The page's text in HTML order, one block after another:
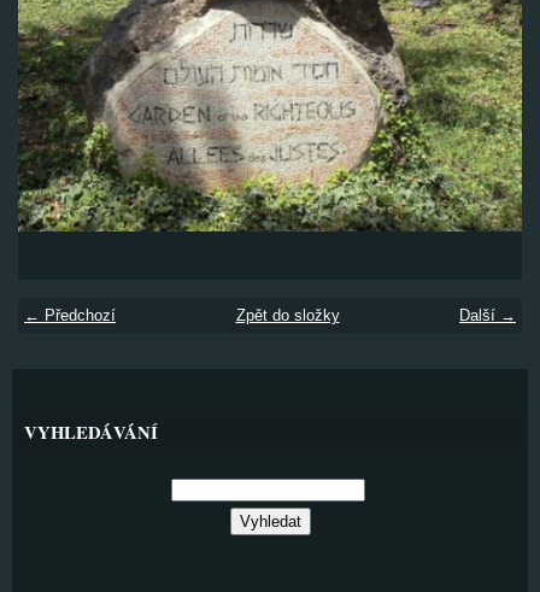
← Předchozí Další →
Zpět do složky
VYHLEDÁVÁNÍ